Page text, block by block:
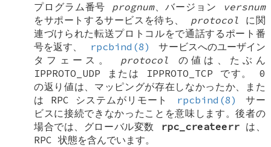
プログラム番号 prognum、バージョン
versnum
をサポートするサービスを待ち、 protocol に関
連づけられた転送プロトコルをで通話するポート番
号を返す、
rpcbind(8)
サービスへのユーザイン
タフェース。 protocol の値は、たぶん
IPPROTO_UDP または IPPROTO_TCP です。 0
の返り値は、マッピングが存在しなかったか、また
は RPC システムがリモート
rpcbind(8)
サー
ビスに接続できなかったことを意味します。後者の
場合では、グローバル変数
rpc_createerrは、
RPC 状態を含んでいます。